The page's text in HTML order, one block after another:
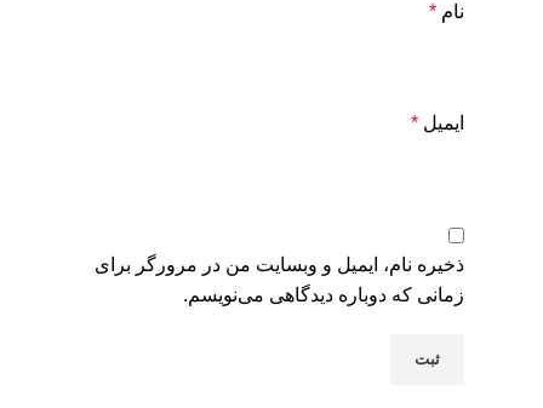
نام *
ایمیل *
ذخیره نام، ایمیل و وبسایت من در مرورگر برای
زمانی که دوباره دیدگاهی می‌نویسم.